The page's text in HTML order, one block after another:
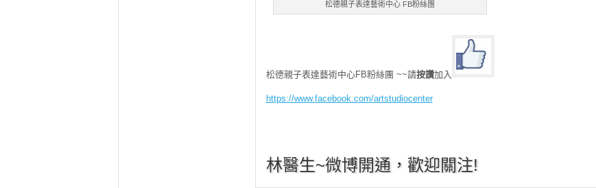
松德親子表達藝術中心 FB粉絲團
松德親子表達藝術中心FB粉絲團 ~~請按讚加入
https://www.facebook.com/artstudiocenter
林醫生~微博開通，歡迎關注!